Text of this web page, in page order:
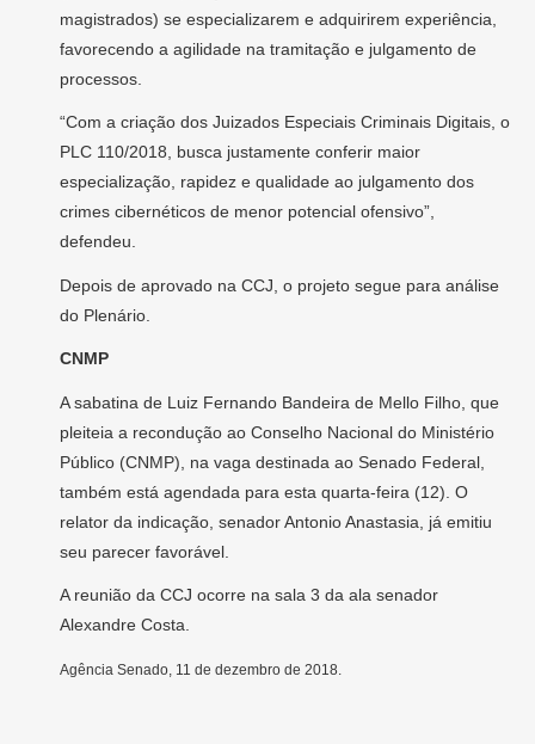
magistrados) se especializarem e adquirirem experiência,
favorecendo a agilidade na tramitação e julgamento de
processos.
“Com a criação dos Juizados Especiais Criminais Digitais, o
PLC 110/2018, busca justamente conferir maior
especialização, rapidez e qualidade ao julgamento dos
crimes cibernéticos de menor potencial ofensivo”,
defendeu.
Depois de aprovado na CCJ, o projeto segue para análise
do Plenário.
CNMP
A sabatina de Luiz Fernando Bandeira de Mello Filho, que
pleiteia a recondução ao Conselho Nacional do Ministério
Público (CNMP), na vaga destinada ao Senado Federal,
também está agendada para esta quarta-feira (12). O
relator da indicação, senador Antonio Anastasia, já emitiu
seu parecer favorável.
A reunião da CCJ ocorre na sala 3 da ala senador
Alexandre Costa.
Agência Senado, 11 de dezembro de 2018.